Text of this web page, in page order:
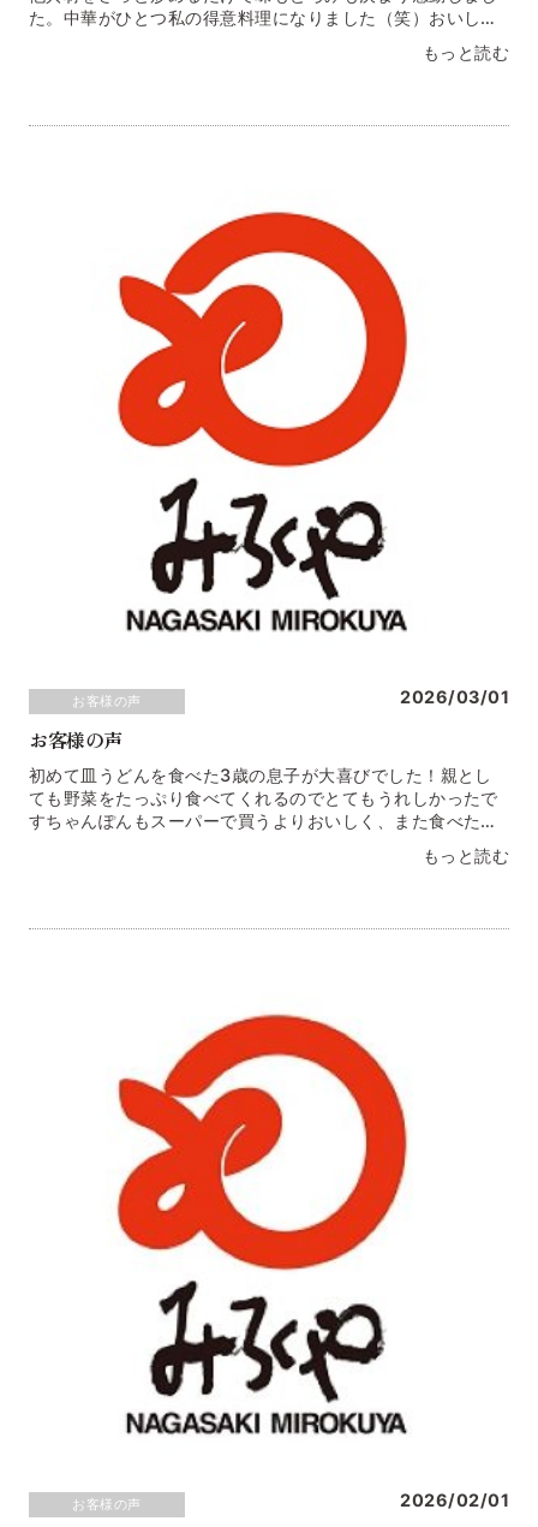
た。中華がひとつ私の得意料理になりました（笑）おいし
かった～福岡県 Ｙ・Ｎ様野菜や肉、魚介がたくさん入って
いたのでびっくりしました。作り方も簡単で美味しく頂きま
で、親としてもうれしいです。埼玉県 Ｔ・Ｓ様
もっと読む
お客様の声 2026/03/01
お客様の声
初めて皿うどんを食べた3歳の息子が大喜びでした！親とし
ても野菜をたっぷり食べてくれるのでとてもうれしかったで
すちゃんぽんもスーパーで買うよりおいしく、また食べたい
もっと読む
お客様の声 2026/02/01